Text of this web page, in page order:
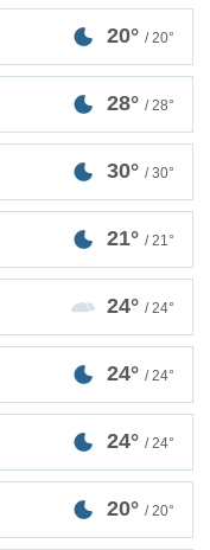
20° / 20°
28° / 28°
30° / 30°
21° / 21°
24° / 24°
24° / 24°
24° / 24°
20° / 20°